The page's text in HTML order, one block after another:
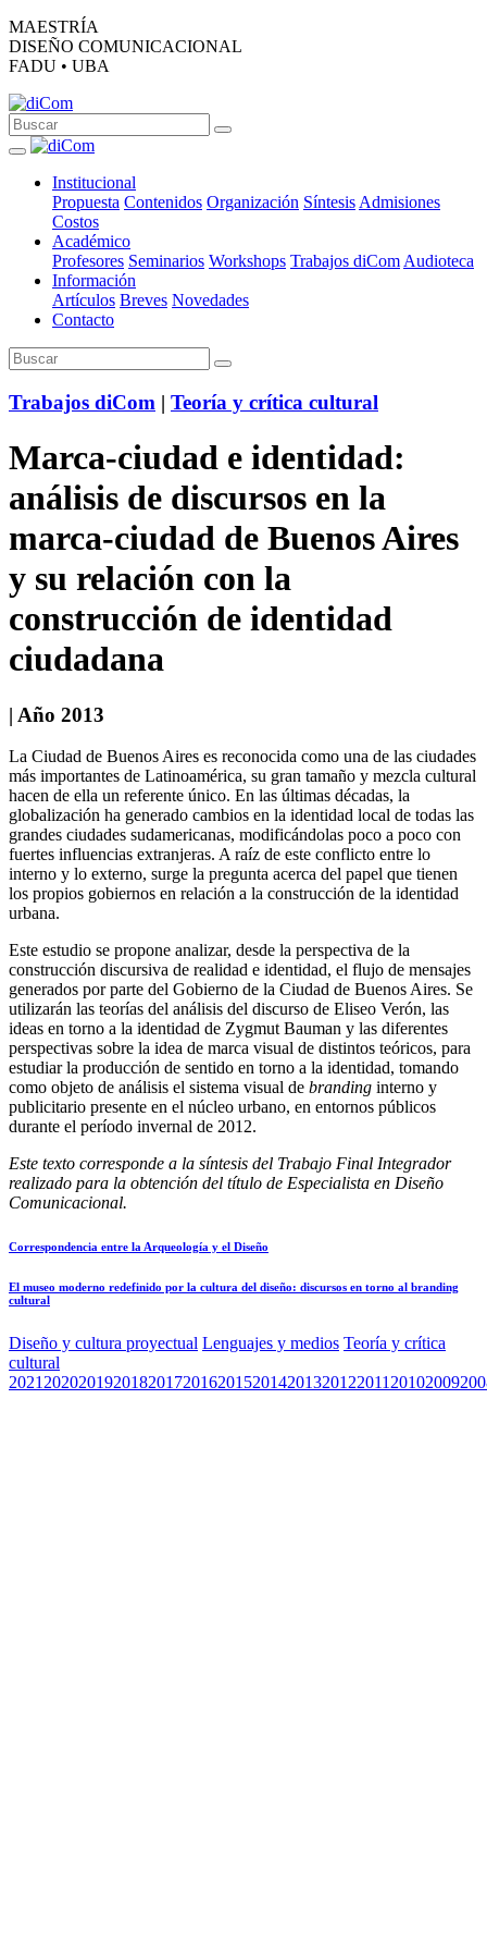
MAESTRÍA
DISEÑO COMUNICACIONAL
FADU • UBA
Institucional
Propuesta Contenidos Organización Síntesis Admisiones
Costos
Académico
Profesores Seminarios Workshops Trabajos diCom Audioteca
Información
Artículos Breves Novedades
Contacto
Trabajos diCom | Teoría y crítica cultural
Marca-ciudad e identidad:
análisis de discursos en la
marca-ciudad de Buenos Aires
y su relación con la
construcción de identidad
ciudadana
| Año 2013
La Ciudad de Buenos Aires es reconocida como una de las ciudades
más importantes de Latinoamérica, su gran tamaño y mezcla cultural
hacen de ella un referente único. En las últimas décadas, la
globalización ha generado cambios en la identidad local de todas las
grandes ciudades sudamericanas, modificándolas poco a poco con
fuertes influencias extranjeras. A raíz de este conflicto entre lo
interno y lo externo, surge la pregunta acerca del papel que tienen
los propios gobiernos en relación a la construcción de la identidad
urbana.
Este estudio se propone analizar, desde la perspectiva de la
construcción discursiva de realidad e identidad, el flujo de mensajes
generados por parte del Gobierno de la Ciudad de Buenos Aires. Se
utilizarán las teorías del análisis del discurso de Eliseo Verón, las
ideas en torno a la identidad de Zygmut Bauman y las diferentes
perspectivas sobre la idea de marca visual de distintos teóricos, para
estudiar la producción de sentido en torno a la identidad, tomando
como objeto de análisis el sistema visual de branding interno y
publicitario presente en el núcleo urbano, en entornos públicos
durante el período invernal de 2012.
Este texto corresponde a la síntesis del Trabajo Final Integrador
realizado para la obtención del título de Especialista en Diseño
Comunicacional.
Correspondencia entre la Arqueología y el Diseño
El museo moderno redefinido por la cultura del diseño: discursos en torno al branding
cultural
Diseño y cultura proyectual Lenguajes y medios Teoría y crítica
cultural
2021 2020201920182017201620152014201320122011 20102009